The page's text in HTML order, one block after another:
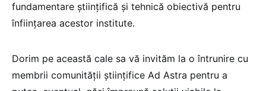
fundamentare științifică și tehnică obiectivă pentru
înființarea acestor institute.
Dorim pe această cale sa vă invităm la o întrunire cu
membrii comunității științifice Ad Astra pentru a